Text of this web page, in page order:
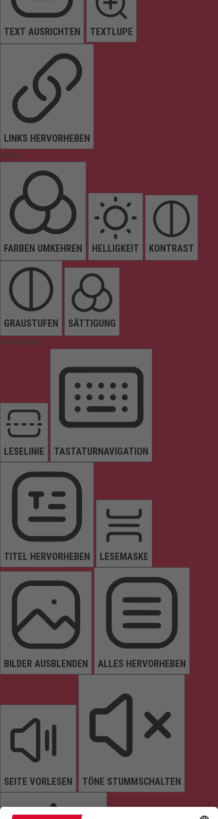
TEXT AUSRICHTEN TEXTLUPE
LINKS HERVORHEBEN
Farben
FARBEN UMKEHREN HELLIGKEIT KONTRAST
GRAUSTUFEN SÄTTIGUNG
Orientierung
LESELINIE TASTATURNAVIGATION
TITEL HERVORHEBEN LESEMASKE
BILDER AUSBLENDEN ALLES HERVORHEBEN
SEITE VORLESEN TÖNE STUMMSCHALTEN